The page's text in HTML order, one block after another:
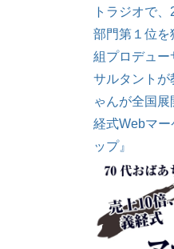
トラジオで
部門第１位を
組プロデュー
サルタントが
ゃんが全国
経式Webマ
ップ』